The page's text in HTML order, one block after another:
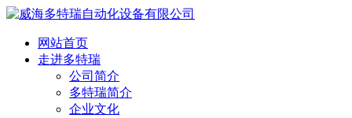
网站首页
走进多特瑞
公司简介
多特瑞简介
企业文化